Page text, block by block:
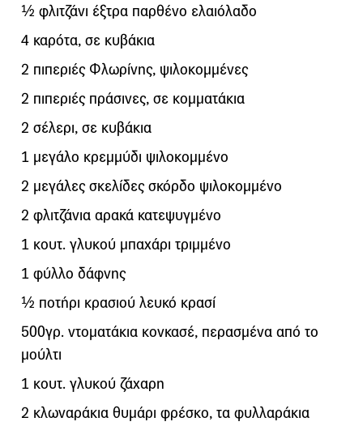
½ φλιτζάνι έξτρα παρθένο ελαιόλαδο
4 καρότα, σε κυβάκια
2 πιπεριές Φλωρίνης, ψιλοκομμένες
2 πιπεριές πράσινες, σε κομματάκια
2 σέλερι, σε κυβάκια
1 μεγάλο κρεμμύδι ψιλοκομμένο
2 μεγάλες σκελίδες σκόρδο ψιλοκομμένο
2 φλιτζάνια αρακά κατεψυγμένο
1 κουτ. γλυκού μπαχάρι τριμμένο
1 φύλλο δάφνης
½ ποτήρι κρασιού λευκό κρασί
500γρ. ντοματάκια κονκασέ, περασμένα από το
μούλτι
1 κουτ. γλυκού ζάχαρη
2 κλωναράκια θυμάρι φρέσκο, τα φυλλαράκια